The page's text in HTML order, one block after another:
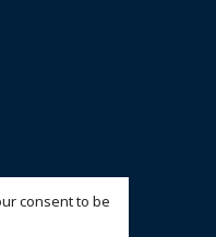
consent to be